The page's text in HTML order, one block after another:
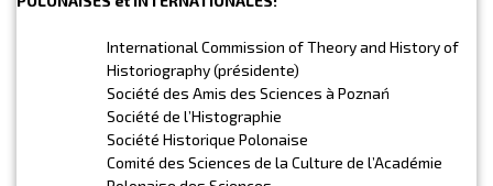
International Commission of Theory and History of
Historiography (présidente)
Société des Amis des Sciences à Poznań
Société de l’Histographie
Société Historique Polonaise
Comité des Sciences de la Culture de l’Académie